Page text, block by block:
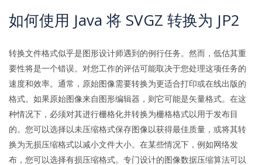
如何使用 Java 将 SVGZ 转换为 JP2
转换文件格式似乎是图形设计师遇到的例行任务。然而，低估其重
要性将是一个错误。对您工作的评估可能取决于您处理这项任务的
速度和效率。通常，原始图像需要转换为更适合打印或在线出版的
格式。如果原始图像来自图形编辑器，则它可能是矢量格式。在这
种情况下，必须对其进行栅格化并转换为栅格格式以用于发布目
的。您可以选择以未压缩格式保存图像以获得最佳质量，或将其转
换为无损压缩格式以减小文件大小。在某些情况下，例如网络发
布，您可以选择有损压缩格式。专门设计的图像数据压缩算法可以